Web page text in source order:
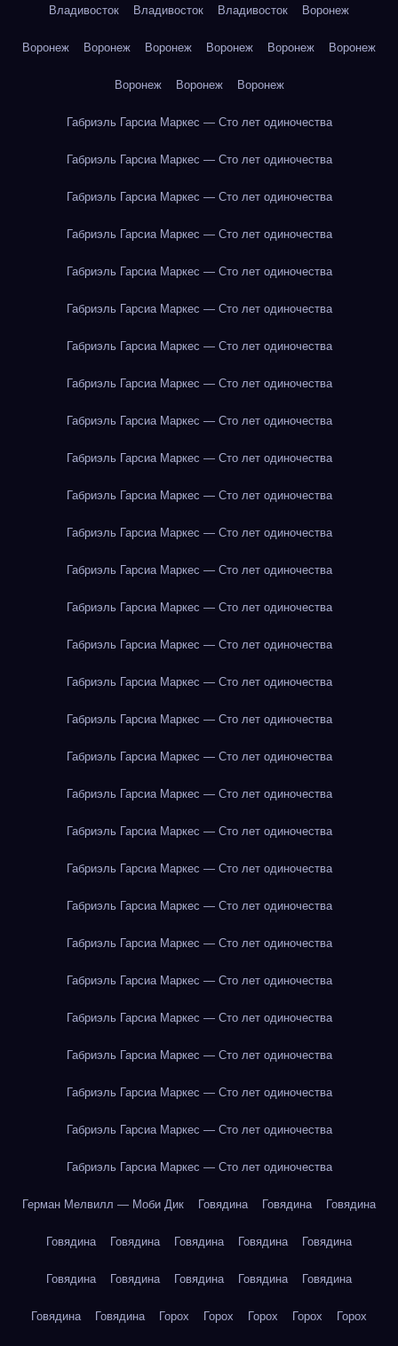
Владивосток Владивосток Владивосток Воронеж
Воронеж Воронеж Воронеж Воронеж Воронеж Воронеж
Воронеж Воронеж Воронеж
Габриэль Гарсиа Маркес — Сто лет одиночества
Габриэль Гарсиа Маркес — Сто лет одиночества
Габриэль Гарсиа Маркес — Сто лет одиночества
Габриэль Гарсиа Маркес — Сто лет одиночества
Габриэль Гарсиа Маркес — Сто лет одиночества
Габриэль Гарсиа Маркес — Сто лет одиночества
Габриэль Гарсиа Маркес — Сто лет одиночества
Габриэль Гарсиа Маркес — Сто лет одиночества
Габриэль Гарсиа Маркес — Сто лет одиночества
Габриэль Гарсиа Маркес — Сто лет одиночества
Габриэль Гарсиа Маркес — Сто лет одиночества
Габриэль Гарсиа Маркес — Сто лет одиночества
Габриэль Гарсиа Маркес — Сто лет одиночества
Габриэль Гарсиа Маркес — Сто лет одиночества
Габриэль Гарсиа Маркес — Сто лет одиночества
Габриэль Гарсиа Маркес — Сто лет одиночества
Габриэль Гарсиа Маркес — Сто лет одиночества
Габриэль Гарсиа Маркес — Сто лет одиночества
Габриэль Гарсиа Маркес — Сто лет одиночества
Габриэль Гарсиа Маркес — Сто лет одиночества
Габриэль Гарсиа Маркес — Сто лет одиночества
Габриэль Гарсиа Маркес — Сто лет одиночества
Габриэль Гарсиа Маркес — Сто лет одиночества
Габриэль Гарсиа Маркес — Сто лет одиночества
Габриэль Гарсиа Маркес — Сто лет одиночества
Габриэль Гарсиа Маркес — Сто лет одиночества
Габриэль Гарсиа Маркес — Сто лет одиночества
Габриэль Гарсиа Маркес — Сто лет одиночества
Габриэль Гарсиа Маркес — Сто лет одиночества
Герман Мелвилл — Моби Дик Говядина Говядина Говядина
Говядина Говядина Говядина Говядина Говядина
Говядина Говядина Говядина Говядина Говядина
Говядина Говядина Горох Горох Горох Горох Горох